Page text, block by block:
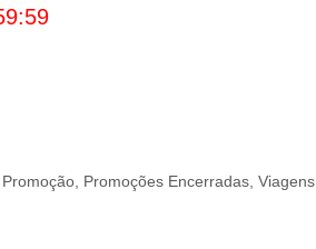
Promoção Promoções Encerradas ,Viagens